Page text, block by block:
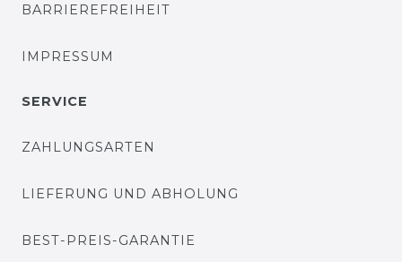
BARRIEREFREIHEIT
IMPRESSUM
SERVICE
ZAHLUNGSARTEN
LIEFERUNG UND ABHOLUNG
BEST-PREIS-GARANTIE